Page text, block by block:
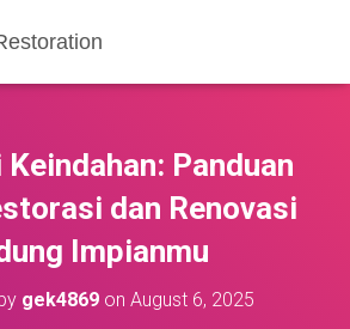
Panduan
dan Renovasi
Impianmu
gek4869on August 6, 2025